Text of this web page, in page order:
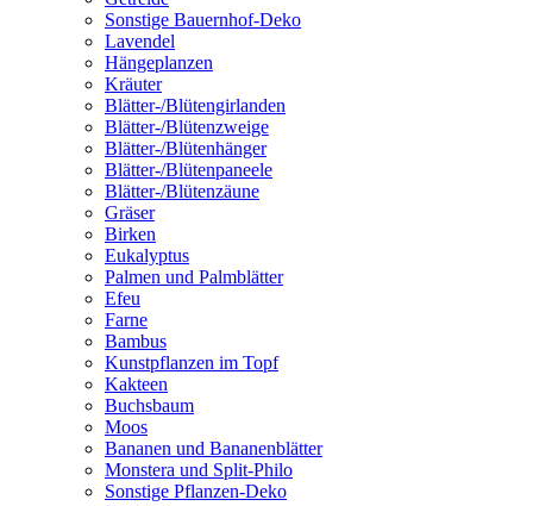
Sonstige Bauernhof-Deko
Lavendel
Hängeplanzen
Kräuter
Blätter-/Blütengirlanden
Blätter-/Blütenzweige
Blätter-/Blütenhänger
Blätter-/Blütenpaneele
Blätter-/Blütenzäune
Gräser
Birken
Eukalyptus
Palmen und Palmblätter
Efeu
Farne
Bambus
Kunstpflanzen im Topf
Kakteen
Buchsbaum
Moos
Bananen und Bananenblätter
Monstera und Split-Philo
Sonstige Pflanzen-Deko